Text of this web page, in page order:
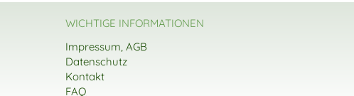
WICHTIGE INFORMATIONEN
Impressum, AGB
Datenschutz
Kontakt
FAQ